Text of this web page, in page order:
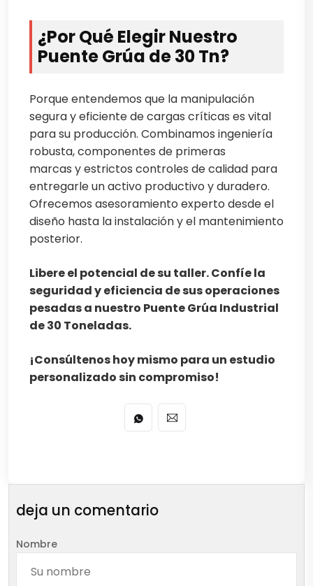
¿Por Qué Elegir Nuestro
Puente Grúa de 30 Tn?
Porque entendemos que la manipulación
segura y eficiente de cargas críticas es vital
para su producción. Combinamos ingeniería
robusta, componentes de primeras
marcas y estrictos controles de calidad para
entregarle un activo productivo y duradero.
Ofrecemos asesoramiento experto desde el
diseño hasta la instalación y el mantenimiento
posterior.
Libere el potencial de su taller. Confíe la
seguridad y eficiencia de sus operaciones
pesadas a nuestro Puente Grúa Industrial
de 30 Toneladas.
¡Consúltenos hoy mismo para un estudio
personalizado sin compromiso!
deja un comentario
Nombre